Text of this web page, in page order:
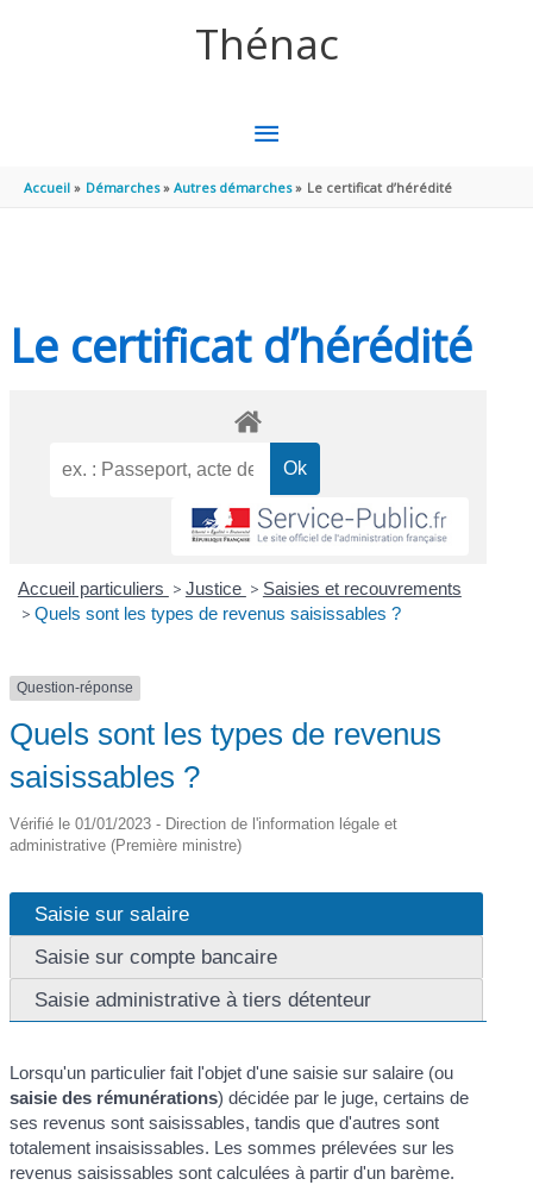
Thénac
MENU
PRINCIPAL
Accueil Démarches Autres démarches Le certificat d’hérédité
Le certificat d’hérédité
Accueil particuliers > Justice > Saisies et recouvrements
> Quels sont les types de revenus saisissables ?
Question-réponse
Quels sont les types de revenus
saisissables ?
Vérifié le 01/01/2023 - Direction de l'information légale et
administrative (Première ministre)
Saisie sur salaire
Saisie sur compte bancaire
Saisie administrative à tiers détenteur
Lorsqu'un particulier fait l'objet d'une saisie sur salaire (ou
saisie des rémunérations) décidée par le juge, certains de
ses revenus sont saisissables, tandis que d'autres sont
totalement insaisissables. Les sommes prélevées sur les
revenus saisissables sont calculées à partir d'un barème.